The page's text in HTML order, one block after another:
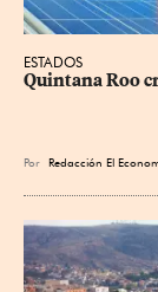
ESTADOS
Quintana Roo
Por Redacción El